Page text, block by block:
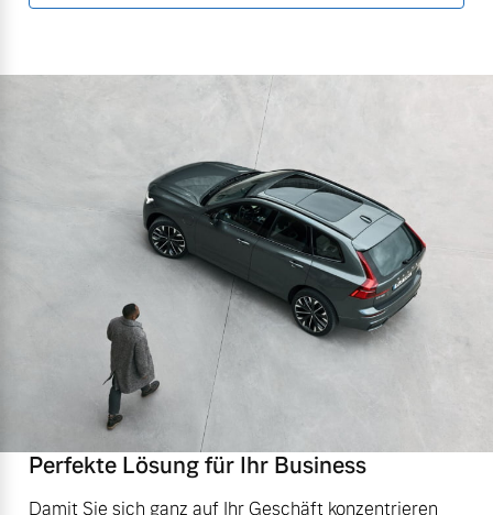
Perfekte Lösung für Ihr Business
Damit Sie sich ganz auf Ihr Geschäft konzentrieren